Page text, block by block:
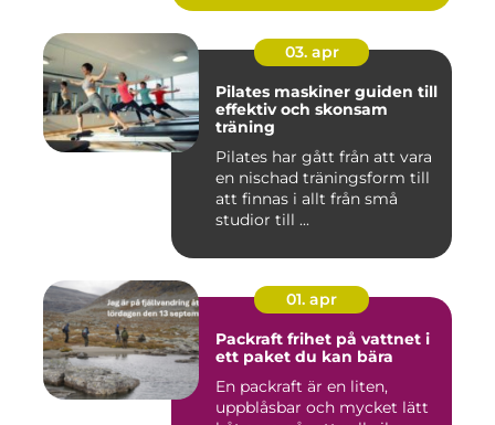
03. apr
Pilates maskiner guiden till
effektiv och skonsam
träning
Pilates har gått från att vara
en nischad träningsform till
att finnas i allt från små
studior till ...
01. apr
Packraft frihet på vattnet i
ett paket du kan bära
En packraft är en liten,
uppblåsbar och mycket lätt